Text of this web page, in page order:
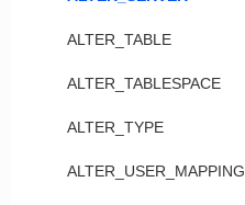
ALTER_TABLE
ALTER_TABLESPACE
ALTER_TYPE
ALTER_USER_MAPPING